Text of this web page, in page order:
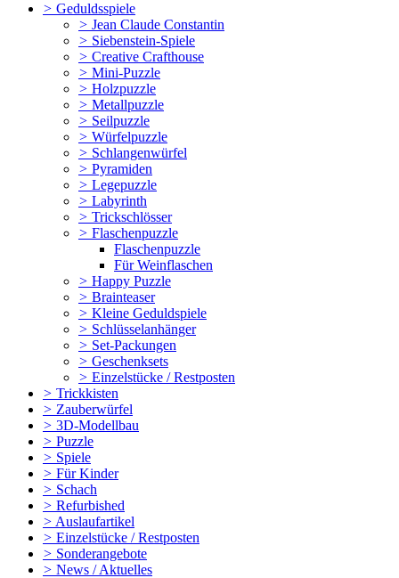
> Geduldsspiele
> Jean Claude Constantin
> Siebenstein-Spiele
> Creative Crafthouse
> Mini-Puzzle
> Holzpuzzle
> Metallpuzzle
> Seilpuzzle
> Würfelpuzzle
> Schlangenwürfel
> Pyramiden
> Legepuzzle
> Labyrinth
> Trickschlösser
> Flaschenpuzzle
Flaschenpuzzle
Für Weinflaschen
> Happy Puzzle
> Brainteaser
> Kleine Geduldspiele
> Schlüsselanhänger
> Set-Packungen
> Geschenksets
> Einzelstücke / Restposten
> Trickkisten
> Zauberwürfel
> 3D-Modellbau
> Puzzle
> Spiele
> Für Kinder
> Schach
> Refurbished
> Auslaufartikel
> Einzelstücke / Restposten
> Sonderangebote
> News / Aktuelles